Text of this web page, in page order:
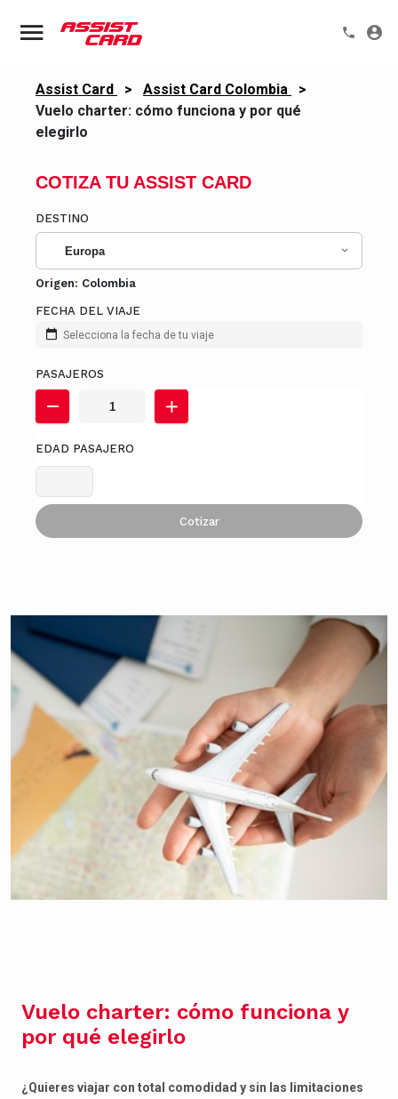
Assist Card > Assist Card Colombia
>
Vuelo charter: cómo funciona y por qué
elegirlo
COTIZA TU ASSIST CARD
DESTINO
Europa
Origen: Colombia
FECHA DEL VIAJE
Selecciona la fecha de tu viaje
PASAJEROS
EDAD PASAJERO
Cotizar
Vuelo charter: cómo funciona y
por qué elegirlo
¿Quieres viajar con total comodidad y sin las limitaciones